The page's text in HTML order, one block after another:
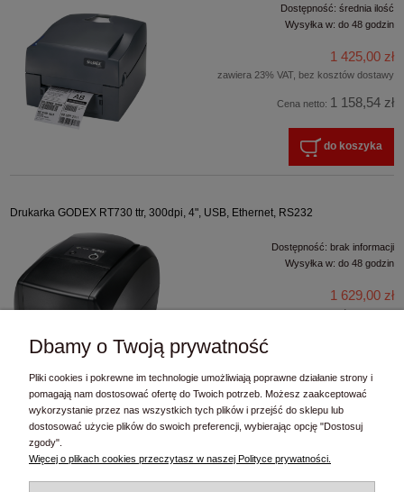
Dostępność: średnia ilość
Wysyłka w: do 48 godzin
1 425,00 zł
zawiera 23% VAT, bez kosztów dostawy
Cena netto: 1 158,54 zł
do koszyka
Drukarka GODEX RT730 ttr, 300dpi, 4", USB, Ethernet, RS232
Dostępność: brak informacji
Wysyłka w: do 48 godzin
1 629,00 zł
do koszyka
Kontakt
Dbamy o Twoją prywatność
Pliki cookies i pokrewne im technologie umożliwiają poprawne działanie strony i
pomagają nam dostosować ofertę do Twoich potrzeb. Możesz zaakceptować
wykorzystanie przez nas wszystkich tych plików i przejść do sklepu lub
dostosować użycie plików do swoich preferencji, wybierając opcję "Dostosuj
zgody".
Więcej o plikach cookies przeczytasz w naszej Polityce prywatności.